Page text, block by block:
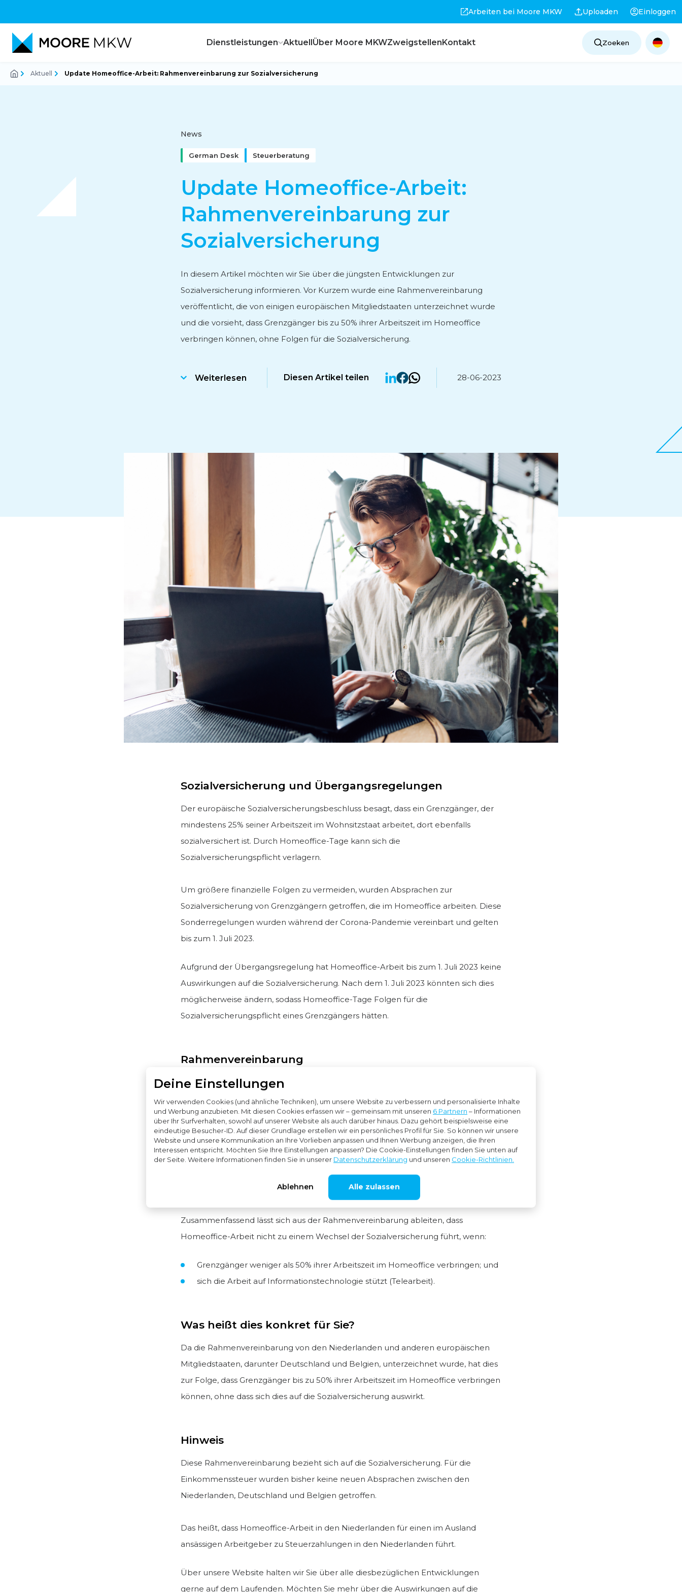
Deine Einstellungen
Wir verwenden Cookies (und ähnliche Techniken), um unsere Website zu verbessern und personalisierte Inhalte
und Werbung anzubieten. Mit diesen Cookies erfassen wir – gemeinsam mit unseren 6 Partnern – Informationen
über Ihr Surfverhalten, sowohl auf unserer Website als auch darüber hinaus. Dazu gehört beispielsweise eine
eindeutige Besucher-ID. Auf dieser Grundlage erstellen wir ein persönliches Profil für Sie. So können wir unsere
Website und unsere Kommunikation an Ihre Vorlieben anpassen und Ihnen Werbung anzeigen, die Ihren
Interessen entspricht. Möchten Sie Ihre Einstellungen anpassen? Die Cookie-Einstellungen finden Sie unten auf
der Seite. Weitere Informationen finden Sie in unserer Datenschutzerklärung und unseren Cookie-Richtlinien.
Ablehnen Alle zulassen
Arbeiten bei Moore MKW Uploaden Einloggen
Dienstleistungen
Corporate Finance
Fördermittelberatung
Internationale Geschäfte
AktuellÜber Moore MKWZweigstellenKontakt Zoeken
Aktuell Update Homeoffice-Arbeit: Rahmenvereinbarung zur Sozialversicherung
News
German Desk Steuerberatung
Update Homeoffice-Arbeit:
Rahmenvereinbarung zur
Sozialversicherung
In diesem Artikel möchten wir Sie über die jüngsten Entwicklungen zur
Sozialversicherung informieren. Vor Kurzem wurde eine Rahmenvereinbarung
veröffentlicht, die von einigen europäischen Mitgliedstaaten unterzeichnet wurde
und die vorsieht, dass Grenzgänger bis zu 50% ihrer Arbeitszeit im Homeoffice
verbringen können, ohne Folgen für die Sozialversicherung.
Weiterlesen Diesen Artikel teilen 28-06-2023
Sozialversicherung und Übergangsregelungen
Der europäische Sozialversicherungsbeschluss besagt, dass ein Grenzgänger, der
mindestens 25% seiner Arbeitszeit im Wohnsitzstaat arbeitet, dort ebenfalls
sozialversichert ist. Durch Homeoffice-Tage kann sich die
Sozialversicherungspflicht verlagern.
Um größere finanzielle Folgen zu vermeiden, wurden Absprachen zur
Sozialversicherung von Grenzgängern getroffen, die im Homeoffice arbeiten. Diese
Sonderregelungen wurden während der Corona-Pandemie vereinbart und gelten
bis zum 1. Juli 2023.
Aufgrund der Übergangsregelung hat Homeoffice-Arbeit bis zum 1. Juli 2023 keine
Auswirkungen auf die Sozialversicherung. Nach dem 1. Juli 2023 könnten sich dies
möglicherweise ändern, sodass Homeoffice-Tage Folgen für die
Sozialversicherungspflicht eines Grenzgängers hätten.
Rahmenvereinbarung
Die Rahmenvereinbarung sieht vor, dass Grenzgänger bis zu 50% ihrer Arbeitszeit
im Homeoffice verbringen können, ohne Auswirkungen auf die Sozialversicherung.
Diese Rahmenvereinbarung wurde unter anderem von den Niederlanden, Belgien
und Deutschland unterzeichnet.
Für die Anwendung der Rahmenvereinbarung muss ein gemeinsamer Antrag an
die zuständige Sozialversicherungsbehörde gerichtet werden. Das heißt, sowohl
Arbeitgeber als auch Arbeitnehmer müssen diesen Antrag einreichen.
Zusammenfassend lässt sich aus der Rahmenvereinbarung ableiten, dass
Homeoffice-Arbeit nicht zu einem Wechsel der Sozialversicherung führt, wenn:
Grenzgänger weniger als 50% ihrer Arbeitszeit im Homeoffice verbringen; und
sich die Arbeit auf Informationstechnologie stützt (Telearbeit).
Was heißt dies konkret für Sie?
Da die Rahmenvereinbarung von den Niederlanden und anderen europäischen
Mitgliedstaaten, darunter Deutschland und Belgien, unterzeichnet wurde, hat dies
zur Folge, dass Grenzgänger bis zu 50% ihrer Arbeitszeit im Homeoffice verbringen
können, ohne dass sich dies auf die Sozialversicherung auswirkt.
Hinweis
Diese Rahmenvereinbarung bezieht sich auf die Sozialversicherung. Für die
Einkommenssteuer wurden bisher keine neuen Absprachen zwischen den
Niederlanden, Deutschland und Belgien getroffen.
Das heißt, dass Homeoffice-Arbeit in den Niederlanden für einen im Ausland
ansässigen Arbeitgeber zu Steuerzahlungen in den Niederlanden führt.
Über unsere Website halten wir Sie über alle diesbezüglichen Entwicklungen
gerne auf dem Laufenden. Möchten Sie mehr über die Auswirkungen auf die